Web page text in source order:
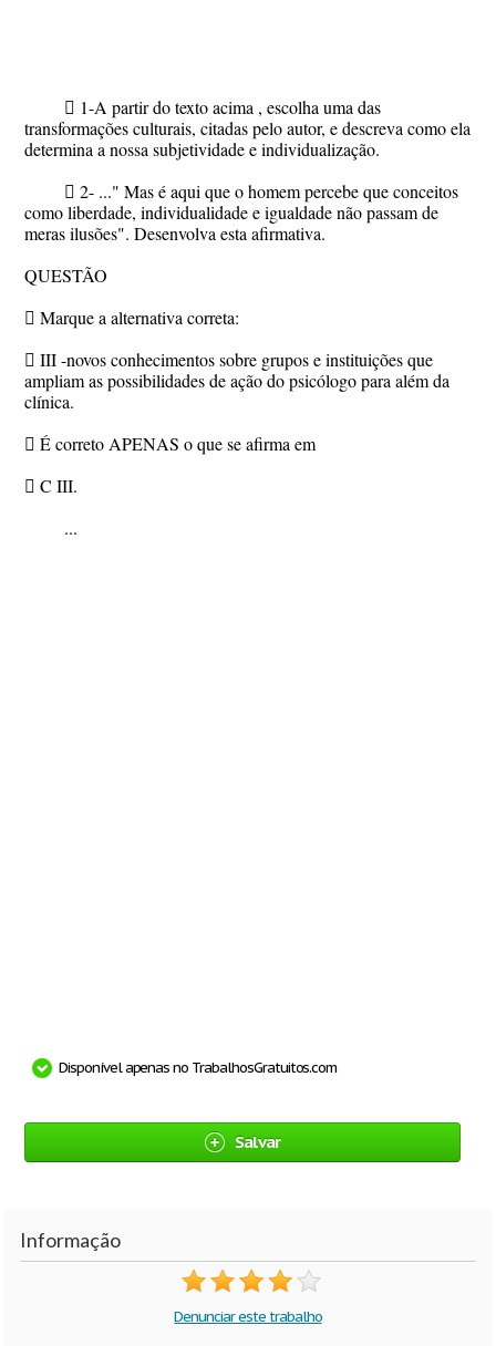
 1-A partir do texto acima , escolha uma das
transformações culturais, citadas pelo autor, e descreva como ela
determina a nossa subjetividade e individualização.
 2- ..." Mas é aqui que o homem percebe que conceitos
como liberdade, individualidade e igualdade não passam de
meras ilusões". Desenvolva esta afirmativa.
QUESTÃO
 Marque a alternativa correta:
 III -novos conhecimentos sobre grupos e instituições que
ampliam as possibilidades de ação do psicólogo para além da
clínica.
 É correto APENAS o que se afirma em
 C III.
...
Disponível apenas no TrabalhosGratuitos.com
Salvar
Informação
Denunciar este trabalho